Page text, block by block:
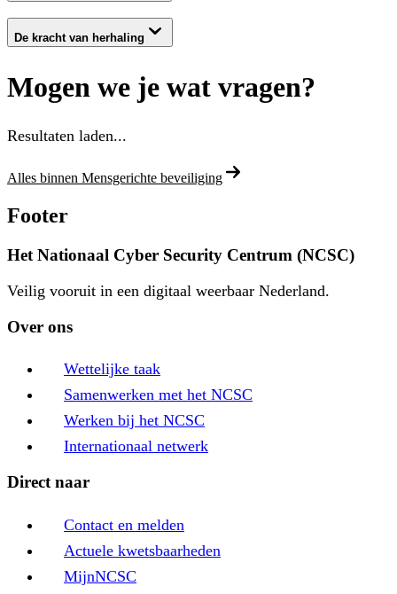
De kracht van herhaling
Mogen we je wat vragen?
Resultaten laden...
Alles binnen Mensgerichte beveiliging
Footer
Het Nationaal Cyber Security Centrum (NCSC)
Veilig vooruit in een digitaal weerbaar Nederland.
Over ons
Wettelijke taak
Samenwerken met het NCSC
Werken bij het NCSC
Internationaal netwerk
Direct naar
Contact en melden
Actuele kwetsbaarheden
MijnNCSC